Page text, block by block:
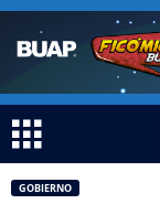
GOBIERNO